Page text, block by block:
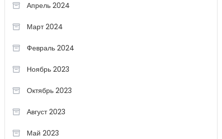
Апрель 2024
Март 2024
Февраль 2024
Ноябрь 2023
Октябрь 2023
Август 2023
Май 2023